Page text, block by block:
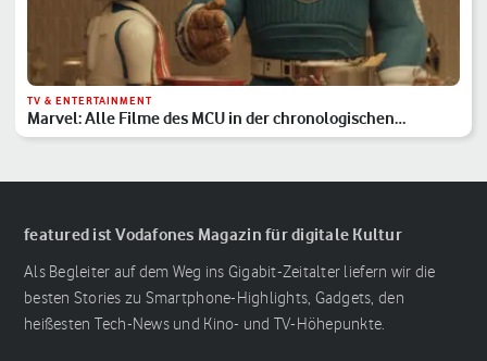
TV & ENTERTAINMENT
Marvel: Alle Filme des MCU in der chronologischen
Reihenfolge
featured ist Vodafones Magazin für digitale Kultur
Als Begleiter auf dem Weg ins Gigabit-Zeitalter liefern wir die
besten Stories zu Smartphone-Highlights, Gadgets, den
heißesten Tech-News und Kino- und TV-Höhepunkte.